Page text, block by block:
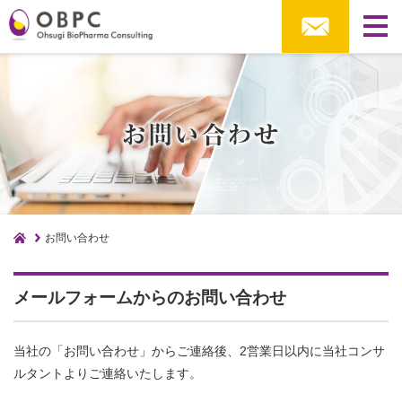
お問い合わせ
メールフォームからのお問い合わせ
当社の「お問い合わせ」からご連絡後、2営業日以内に当社コンサ
ルタントよりご連絡いたします。